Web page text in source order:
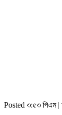
Posted ৩:৫৩ পিএম |